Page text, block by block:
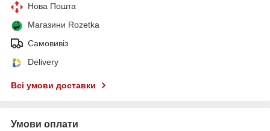
Нова Пошта
Магазини Rozetka
Самовивіз
Delivery
Всі умови доставки
Умови оплати